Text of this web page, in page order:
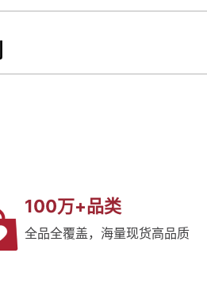
100万+品类
全品全覆盖，海量现货高品质